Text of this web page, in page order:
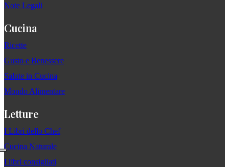
Note Legali
Cucina
Ricette
Gusto e Benessere
Salute in Cucina
Mondo Alimentare
Letture
I Libri dello Chef
Cucina Naturale
I libri consigliati